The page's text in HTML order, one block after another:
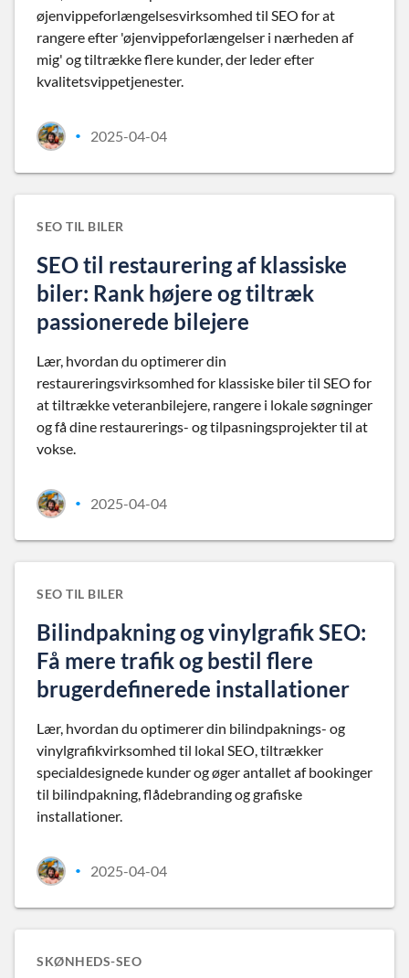
øjenvippeforlængelsesvirksomhed til SEO for at
rangere efter 'øjenvippeforlængelser i nærheden af
mig' og tiltrække flere kunder, der leder efter
kvalitetsvippetjenester.
• 2025-04-04
SEO TIL BILER
SEO til restaurering af klassiske
biler: Rank højere og tiltræk
passionerede bilejere
Lær, hvordan du optimerer din
restaureringsvirksomhed for klassiske biler til SEO for
at tiltrække veteranbilejere, rangere i lokale søgninger
og få dine restaurerings- og tilpasningsprojekter til at
vokse.
• 2025-04-04
SEO TIL BILER
Bilindpakning og vinylgrafik SEO:
Få mere trafik og bestil flere
brugerdefinerede installationer
Lær, hvordan du optimerer din bilindpaknings- og
vinylgrafikvirksomhed til lokal SEO, tiltrækker
specialdesignede kunder og øger antallet af bookinger
til bilindpakning, flådebranding og grafiske
installationer.
• 2025-04-04
SKØNHEDS-SEO